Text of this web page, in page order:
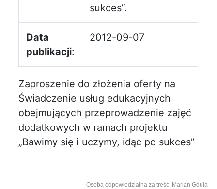
sukces”.
Data
publikacji:
2012-09-07
Zaproszenie do złożenia oferty na
Świadczenie usług edukacyjnych
obejmujących przeprowadzenie zajęć
dodatkowych w ramach projektu
„Bawimy się i uczymy, idąc po sukces”
Osoba odpowiedzialna za treść: Marian Gdula